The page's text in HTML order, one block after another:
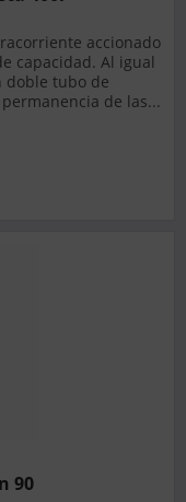
accionado
capacidad. Al igual
tubo de
de las...
90